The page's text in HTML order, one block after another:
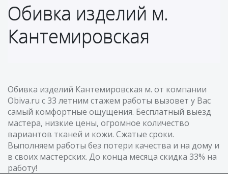
Обивка изделий м.
Кантемировская
Обивка изделий Кантемировская м. от компании
Obiva.ru с 33 летним стажем работы вызовет у Вас
самый комфортные ощущения. Бесплатный выезд
мастера, низкие цены, огромное количество
вариантов тканей и кожи. Сжатые сроки.
Выполняем работы без потери качества и на дому и
в своих мастерских. До конца месяца скидка 33% на
работу!